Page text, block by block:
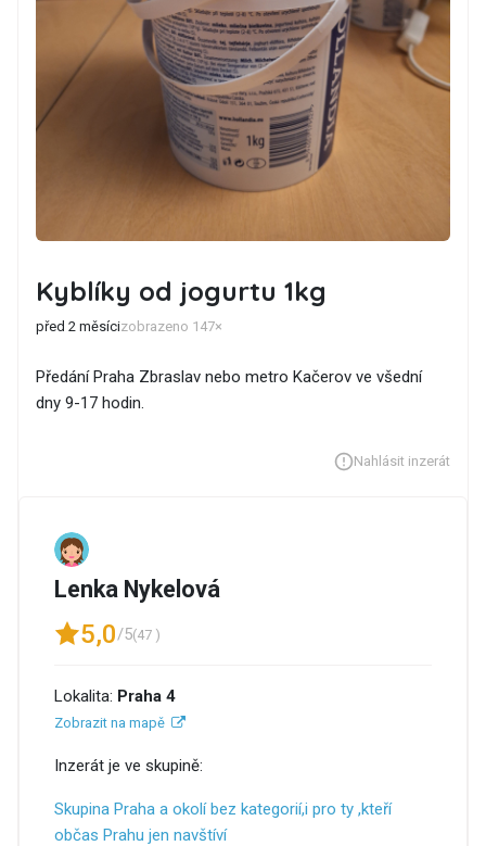
Kyblíky od jogurtu 1kg
před 2 měsícizobrazeno 147×
Předání Praha Zbraslav nebo metro Kačerov ve všední
dny 9-17 hodin.
Nahlásit inzerát
Lenka Nykelová
5,0/5(47 )
Lokalita: Praha 4
Zobrazit na mapě
Inzerát je ve skupině:
Skupina Praha a okolí bez kategorií,i pro ty ,kteří
občas Prahu jen navštíví